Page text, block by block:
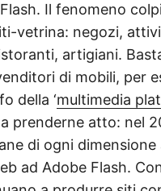
Il fenomeno
vetrina: negozi,
artigiani.
di mobili, per
della ‘multimedia
prenderne atto: nel
di ogni
ad Adobe Flash.